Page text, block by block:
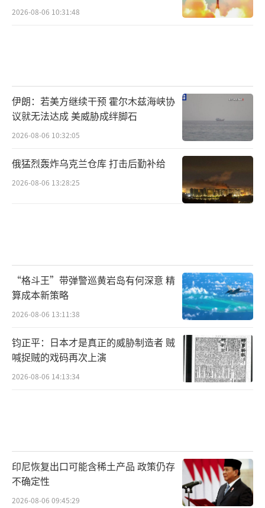
2026-08-06 10:31:48
伊朗：若美方继续干预 霍尔木兹海峡协
议就无法达成 美威胁成绊脚石
2026-08-06 10:32:05
俄猛烈轰炸乌克兰仓库 打击后勤补给
2026-08-06 13:28:25
“格斗王”带弹警巡黄岩岛有何深意 精
算成本新策略
2026-08-06 13:11:38
钧正平：日本才是真正的威胁制造者 贼
喊捉贼的戏码再次上演
2026-08-06 14:13:34
印尼恢复出口可能含稀土产品 政策仍存
不确定性
2026-08-06 09:45:29